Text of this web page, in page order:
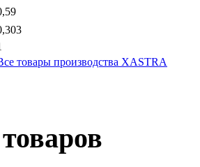
товары производства XASTRA